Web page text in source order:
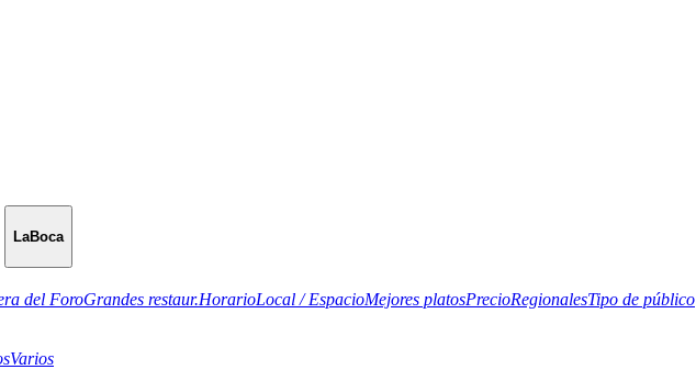
LaBoca
del ForoGrandes restaur.HorarioLocal / EspacioMejores platosPrecioRegionalesTipo de público
Varios